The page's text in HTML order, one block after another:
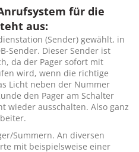
für die
aus:
(Sender) gewählt, in
Sender. Dieser Sender ist
da der Pager sofort mit
wird, wenn die richtige
Licht neben der Nummer
den Pager am Schalter
wieder ausschalten. Also ganz
Summern. An diversen
mit beispielsweise einer